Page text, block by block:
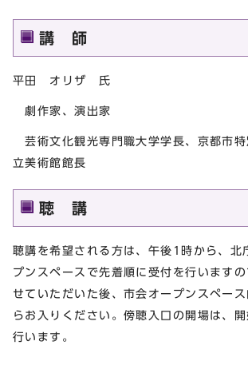
講 師
平田 オリザ 氏
劇作家、演出家
芸術文化観光専門職大学学長、京都市特
立美術館館長
聴 講
聴講を希望される方は、午後1時から、北
プンスペースで先着順に受付を行います
せていただいた後、市会オープンスペー
らお入りください。傍聴入口の開場は、
行います。